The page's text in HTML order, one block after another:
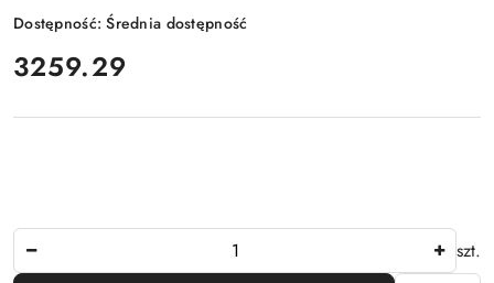
Dostępność:Średnia dostępność
cena:
3259.29
szt.